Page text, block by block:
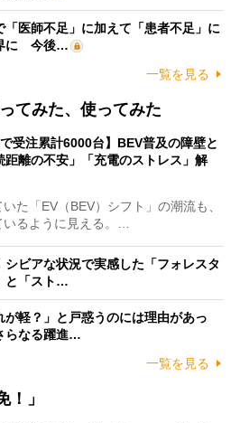
「医師不足」に加えて「患者不足」に
に 今後…
一覧を見る
てみた、使ってみた
で受注累計6000台】BEV普及の障壁と
距離の不安」「充電のストレス」解
た「EV（BEV）シフト」の潮流も、
るように見える。…
シビアな状況で実感した「フォレスタ
と「スト…
軽？」と戸惑うのには理由があっ
らなる躍進…
一覧を見る
！」